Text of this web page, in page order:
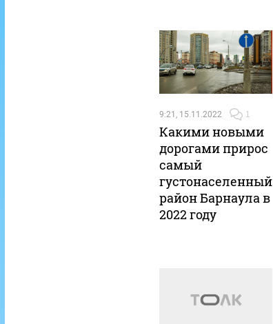
9:21, 15.11.2022 1
Какими новыми
дорогами прирос
самый
густонаселенный
район Барнаула в
2022 году